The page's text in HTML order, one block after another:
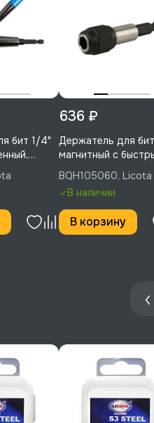
бит 1/4"
636 ₽
Держатель для бит
магнитный с
сбросом, Licota,
BQH105060
BQH105060, Licota
В наличии
В корзину